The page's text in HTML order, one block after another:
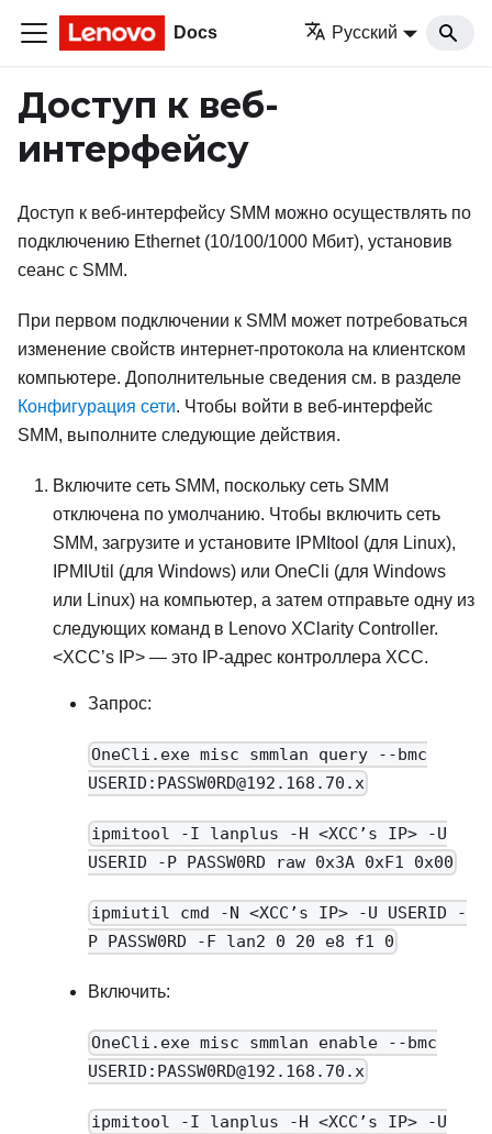
Docs Русский
Доступ к веб-
интерфейсу
Доступ к веб-интерфейсу SMM можно осуществлять по
подключению Ethernet (10/100/1000 Мбит), установив
сеанс с SMM.
При первом подключении к SMM может потребоваться
изменение свойств интернет-протокола на клиентском
компьютере. Дополнительные сведения см. в разделе
Конфигурация сети. Чтобы войти в веб-интерфейс
SMM, выполните следующие действия.
Включите сеть SMM, поскольку сеть SMM
отключена по умолчанию. Чтобы включить сеть
SMM, загрузите и установите IPMItool (для Linux),
IPMIUtil (для Windows) или OneCli (для Windows
или Linux) на компьютер, а затем отправьте одну из
следующих команд в Lenovo XClarity Controller.
<XCC’s IP> — это IP-адрес контроллера XCC.
Запрос:
OneCli.exe misc smmlan query --bmc
USERID:PASSW0RD@192.168.70.x
ipmitool -I lanplus -H <XCC’s IP> -U
USERID -P PASSW0RD raw 0x3A 0xF1 0x00
ipmiutil cmd -N <XCC’s IP> -U USERID -
P PASSW0RD -F lan2 0 20 e8 f1 0
Включить:
OneCli.exe misc smmlan enable --bmc
USERID:PASSW0RD@192.168.70.x
ipmitool -I lanplus -H <XCC’s IP> -U